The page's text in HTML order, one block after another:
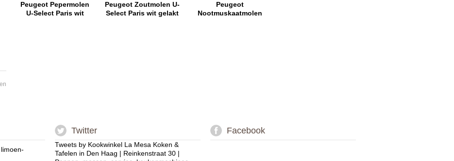
Peugeot Pepermolen
U-Select Paris wit
Peugeot Zoutmolen U-
Select Paris wit gelakt
Peugeot
Nootmuskaatmolen
Twitter
Tweets by Kookwinkel La Mesa Koken &
Tafelen in Den Haag | Reinkenstraat 30 |
Facebook